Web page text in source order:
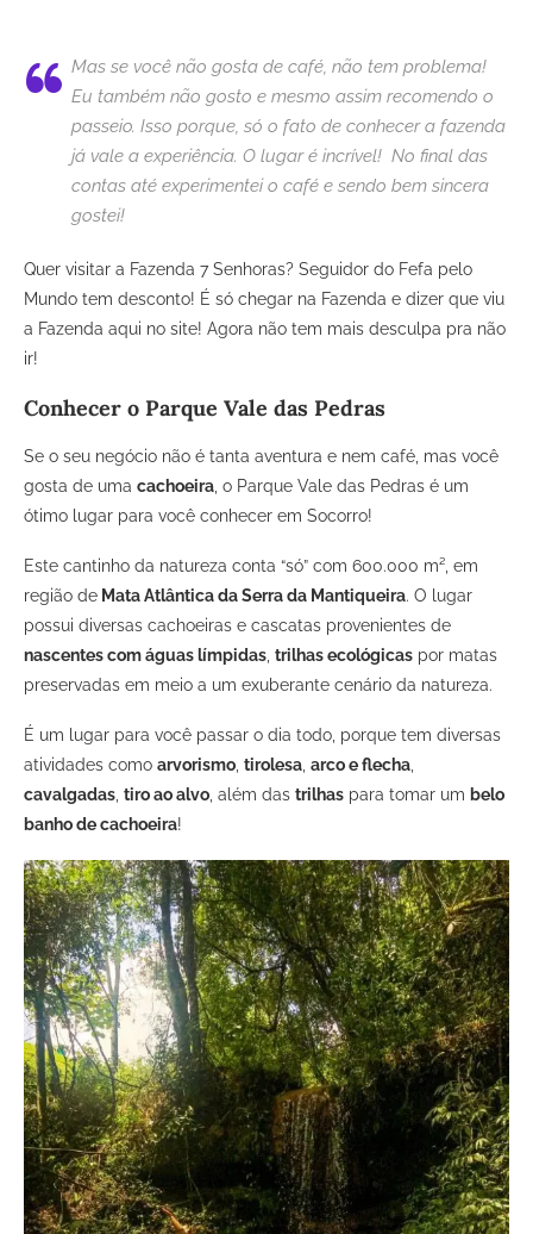
Mas se você não gosta de café, não tem problema!
Eu também não gosto e mesmo assim recomendo o
passeio. Isso porque, só o fato de conhecer a fazenda
já vale a experiência. O lugar é incrível! No final das
contas até experimentei o café e sendo bem sincera
gostei!
Quer visitar a Fazenda 7 Senhoras? Seguidor do Fefa pelo
Mundo tem desconto! É só chegar na Fazenda e dizer que viu
a Fazenda aqui no site! Agora não tem mais desculpa pra não
ir!
Conhecer o Parque Vale das Pedras
Se o seu negócio não é tanta aventura e nem café, mas você
gosta de uma cachoeira, o Parque Vale das Pedras é um
ótimo lugar para você conhecer em Socorro!
Este cantinho da natureza conta “só” com 600.000 m², em
região de Mata Atlântica da Serra da Mantiqueira. O lugar
possui diversas cachoeiras e cascatas provenientes de
nascentes com águas límpidas, trilhas ecológicas por matas
preservadas em meio a um exuberante cenário da natureza.
É um lugar para você passar o dia todo, porque tem diversas
atividades como arvorismo, tirolesa, arco e flecha,
cavalgadas, tiro ao alvo, além das trilhas para tomar um belo
banho de cachoeira!